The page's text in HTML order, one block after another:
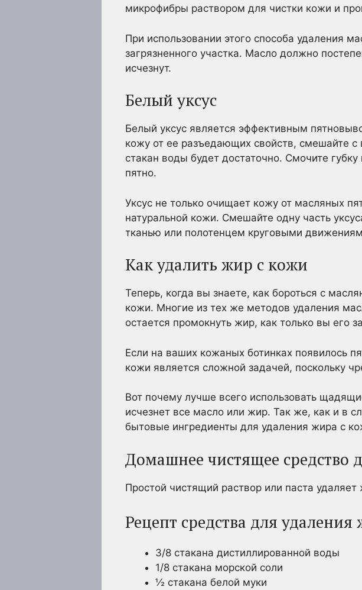
микрофибры раствором для чистки кожи и
При использовании этого способа удаления
загрязненного участка. Масло должно
исчезнут.
Белый уксус
Белый уксус является эффективным
кожу от ее разъедающих свойств, смешайте
стакан воды будет достаточно. Смочите
пятно.
Уксус не только очищает кожу от масляных
натуральной кожи. Смешайте одну часть
тканью или полотенцем круговыми
Как удалить жир с кожи
Теперь, когда вы знаете, как бороться с
кожи. Многие из тех же методов удаления
остается промокнуть жир, как только вы его
Если на ваших кожаных ботинках появилось
кожи является сложной задачей, поскольку
Вот почему лучше всего использовать
исчезнет все масло или жир. Так же, как и в
бытовые ингредиенты для удаления жира с
Домашнее чистящее средство
Простой чистящий раствор или паста
Рецепт средства для
3/8 стакана дистиллированной воды
1/8 стакана морской соли
½ стакана белой муки